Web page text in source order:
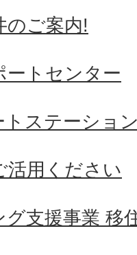
のご案内!
ートセンター
トステーショ
活用ください
支援事業 移